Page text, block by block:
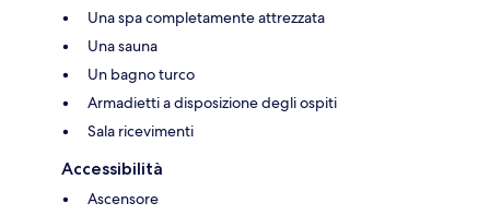
Una spa completamente attrezzata
Una sauna
Un bagno turco
Armadietti a disposizione degli ospiti
Sala ricevimenti
Accessibilità
Ascensore